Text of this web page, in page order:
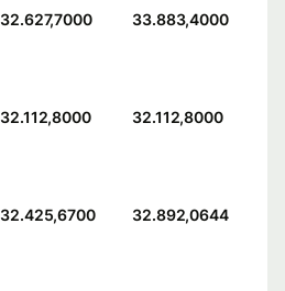
32.627,7000 33.883,4000
32.112,8000 32.112,8000
32.425,6700 32.892,0644